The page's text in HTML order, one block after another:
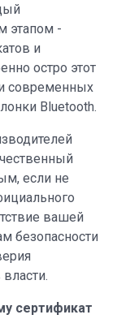
этапом -
и
остро этот
современных
Bluetooth.
если не
вашей
безопасности
сертификат